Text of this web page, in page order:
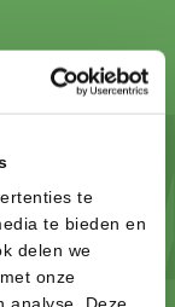
te
te bieden en
delen we
onze
analyse. Deze
TE